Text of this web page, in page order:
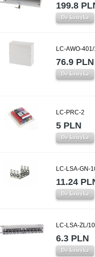
199.8
Do koszyka
LC-AWO-
76.9 PLN
Do koszyka
LC-PRC-2
5 PLN
Do koszyka
LC-LSA-GN-
11.24
Do koszyka
LC-LSA-ZL/10
6.3 PLN
Do koszyka